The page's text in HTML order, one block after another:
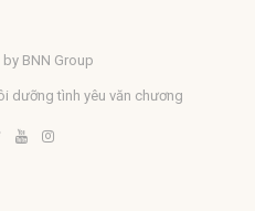
BNN Group
dưỡng tình yêu văn chương